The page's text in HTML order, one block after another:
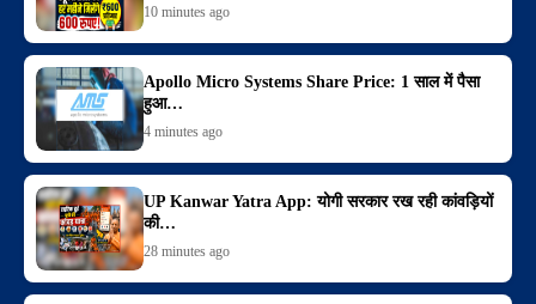
10 minutes ago
Apollo Micro Systems Share Price: 1 साल में पैसा
हुआ…
4 minutes ago
UP Kanwar Yatra App: योगी सरकार रख रही कांवड़ियों
की…
28 minutes ago